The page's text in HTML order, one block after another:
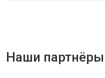
Наши партнёры